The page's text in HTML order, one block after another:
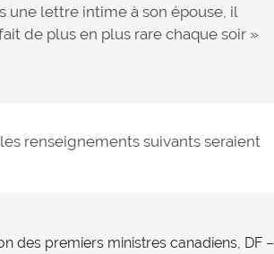
une lettre intime à son épouse, il
de plus en plus rare chaque soir »
, les renseignements suivants seraient
des premiers ministres canadiens, DF –